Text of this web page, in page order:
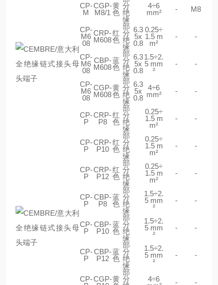
CP-
M
CGP-
M8/1
黄
色
分
绝
缘
4÷6
mm²
- M8
CP-
M6
08
CRP-
M608
红
色
部
分
绝
缘
6.3
5x
0.8
0.25÷
1.5 m
m²
- -
CP-
M6
08
CBP-
M608
蓝
色
部
分
绝
缘
6.3
5x
0.8
1.5÷2.
5 mm
²
- -
CP-
M6
08
CGP-
M608
黄
色
部
分
绝
缘
6.3
5x
0.8
4÷6
mm²
- -
CP-
P
CRP-
P8
红
色
部
分
绝
缘
0.25÷
1.5 m
m²
- -
CP-
P
CRP-
P10
红
色
部
分
绝
缘
0.25÷
1.5 m
m²
- -
CP-
P
CRP-
P12
红
色
部
分
绝
缘
0.25÷
1.5 m
m²
- -
CP-
P
CBP-
P8
蓝
色
部
分
绝
缘
1.5÷2.
5 mm
²
- -
CP-
P
CBP-
P10
蓝
色
部
分
绝
缘
1.5÷2.
5 mm
²
- -
CP-
P
CBP-
P12
蓝
色
部
分
绝
缘
1.5÷2.
5 mm
²
- -
CP-CGP-黄
部
分
4÷6
- -